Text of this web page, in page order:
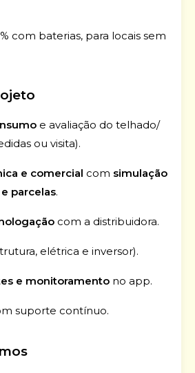
com baterias, para locais sem
e avaliação do telhado/
ou visita).
e comercial com simulação
parcelas.
com a distribuidora.
elétrica e inversor).
e monitoramento no app.
suporte contínuo.